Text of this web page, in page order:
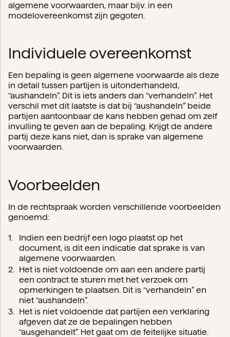
algemene voorwaarden, maar bijv. in een
modelovereenkomst zijn gegoten.
Individuele overeenkomst
Een bepaling is geen algemene voorwaarde als deze
in detail tussen partijen is uitonderhandeld,
“aushandeln”. Dit is iets anders dan “verhandeln”. Het
verschil met dit laatste is dat bij “aushandeln” beide
partijen aantoonbaar de kans hebben gehad om zelf
invulling te geven aan de bepaling. Krijgt de andere
partij deze kans niet, dan is sprake van algemene
voorwaarden.
Voorbeelden
In de rechtspraak worden verschillende voorbeelden
genoemd:
Indien een bedrijf een logo plaatst op het
document, is dit een indicatie dat sprake is van
algemene voorwaarden.
Het is niet voldoende om aan een andere partij
een contract te sturen met het verzoek om
opmerkingen te plaatsen. Dit is “verhandeln” en
niet “aushandeln”.
Het is niet voldoende dat partijen een verklaring
afgeven dat ze de bepalingen hebben
“ausgehandelt”. Het gaat om de feitelijke situatie.